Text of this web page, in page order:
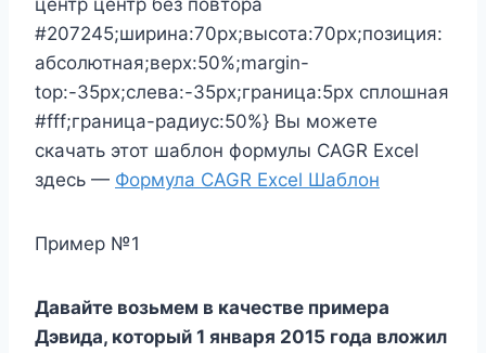
#207245;ширина:70px;высота:70px;позиция:
абсолютная;верх:50%;margin-
top:-35px;слева:-35px;граница:5px сплошная
#fff;граница-радиус:50%} Вы можете
скачать этот шаблон формулы CAGR Excel
здесь — Формула CAGR Excel Шаблон
Пример №1
Давайте возьмем в качестве примера
Дэвида, который 1 января 2015 года вложил